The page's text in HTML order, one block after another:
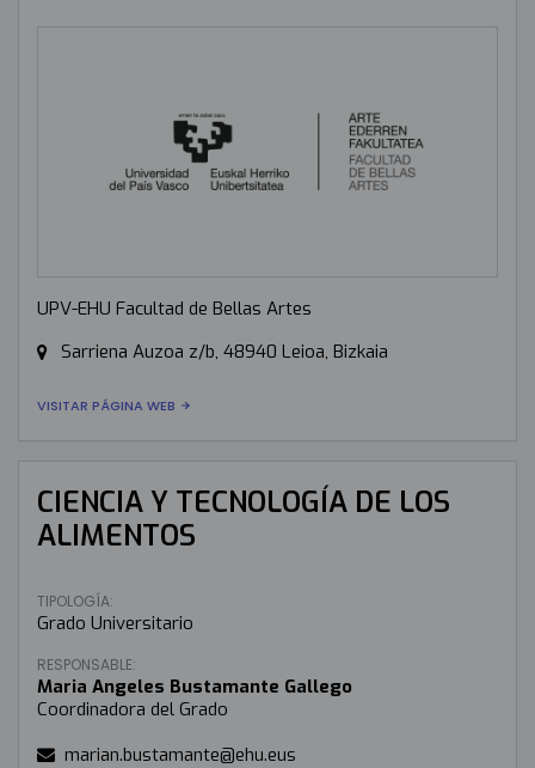
UPV-EHU Facultad de Bellas Artes
Sarriena Auzoa z/b, 48940 Leioa, Bizkaia
VISITAR PÁGINA WEB
CIENCIA Y TECNOLOGÍA DE LOS
ALIMENTOS
TIPOLOGÍA:
Grado Universitario
RESPONSABLE:
Maria Angeles Bustamante Gallego
Coordinadora del Grado
marian.bustamante@ehu.eus